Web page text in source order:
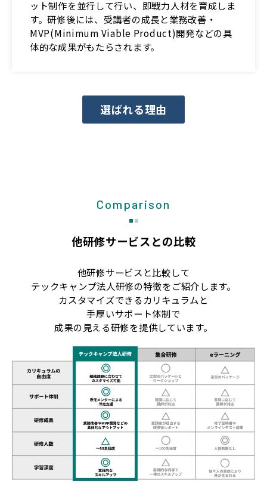
ット制作を並行して行い、即戦力人材を育成しま
す。研修後には、受講者の成長と業務改善・
MVP(Minimum Viable Product)開発などの具
体的な成果がもたらされます。
選ばれる理由
Comparison
他研修サービスとの比較
他研修サービスと比較して
テックキャンプ法人研修の特徴をご紹介します。
カスタマイズできるカリキュラムと
手厚いサポート体制で
成果の見える研修を提供しています。